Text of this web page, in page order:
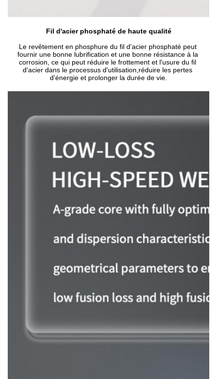
Fil d'acier phosphaté de haute qualité
Le revêtement en phosphure du fil d'acier phosphaté peut
fournir une bonne lubrification et une bonne résistance à la
corrosion, ce qui peut réduire le frottement et l'usure du fil
d'acier dans le processus d'utilisation,réduire les pertes
d'énergie et prolonger la durée de vie.